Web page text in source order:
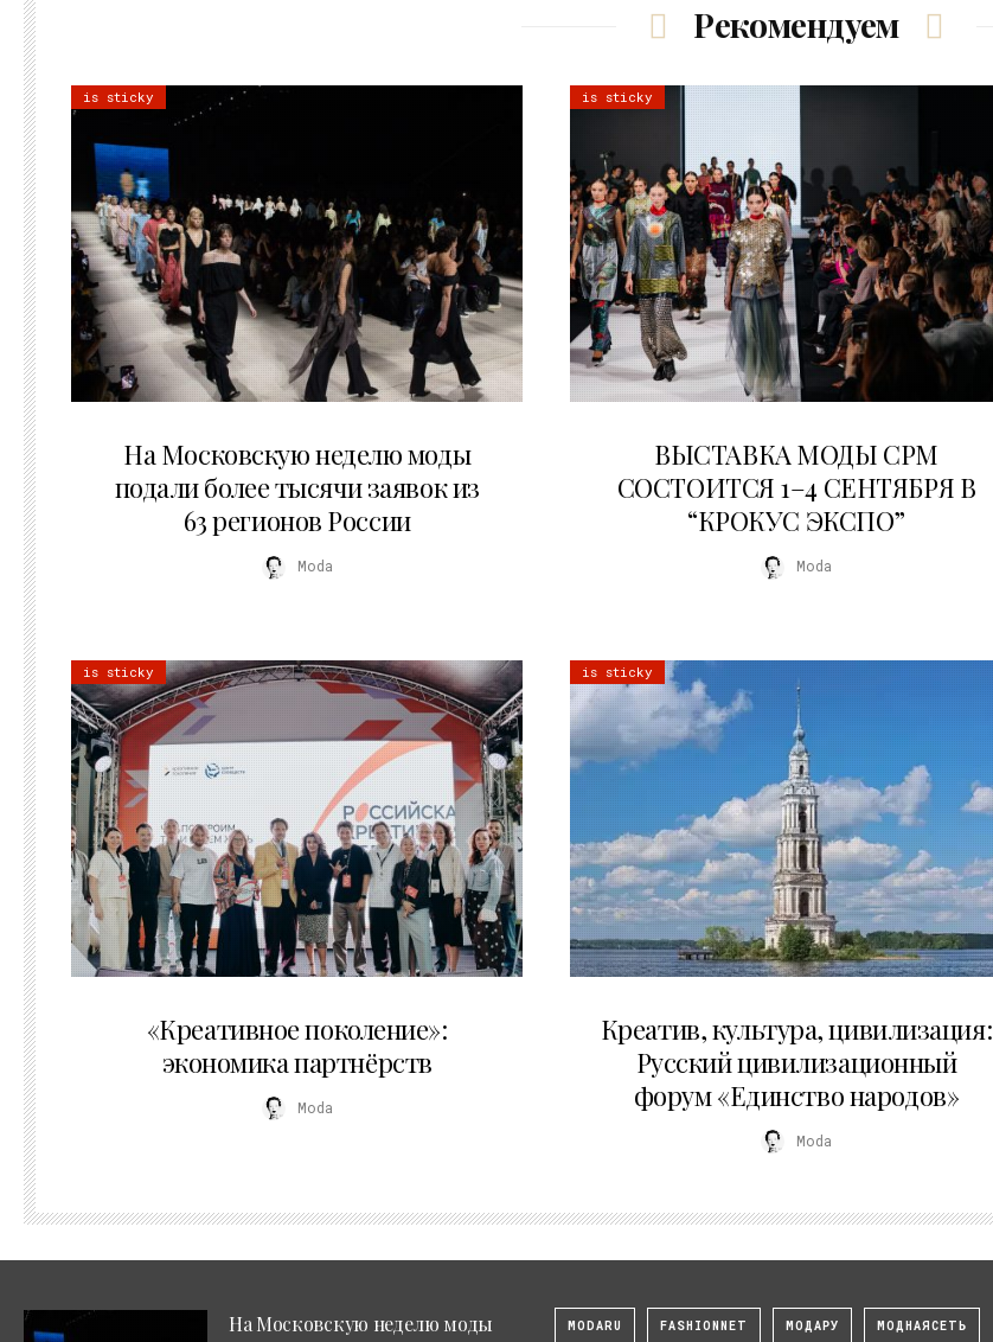
Рекомендуем
is sticky
На Московскую неделю моды
подали более тысячи заявок из
63 регионов России
Moda
is sticky
ВЫСТАВКА МОДЫ CPM
СОСТОИТСЯ 1–4 СЕНТЯБРЯ В
“КРОКУС ЭКСПО”
Moda
is sticky
«Креативное поколение»:
экономика партнёрств
Moda
is sticky
Креатив, культура, цивилизация:
Русский цивилизационный
форум «Единство народов»
Moda
На Московскую неделю моды MODARU FASHIONNET МОДАРУ МОДНАЯСЕТЬ